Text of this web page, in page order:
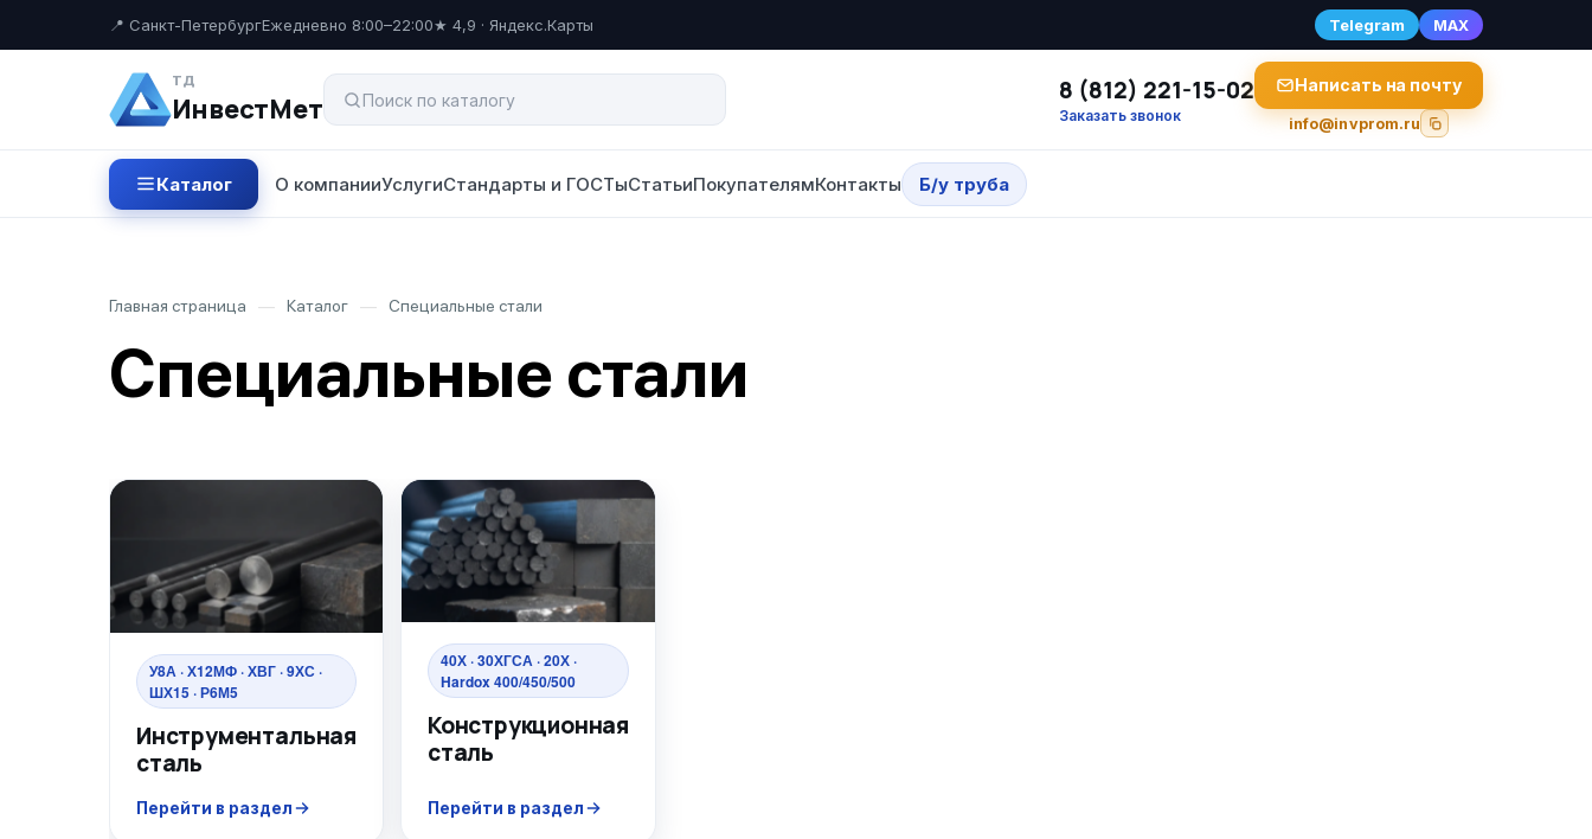
📍 Санкт-ПетербургЕжедневно 8:00–22:00★ 4,9 · Яндекс.Карты Telegram MAX
ТД
ИнвестМет
8 (812) 221-15-02
Заказать звонок
Написать на почту
info@invprom.ru
Каталог О компанииУслугиСтандарты и ГОСТыСтатьиПокупателямКонтакты Б/у труба
Главная страница — Каталог — Специальные стали
Специальные стали
Направления каталога
У8А · Х12МФ · ХВГ · 9ХС ·
ШХ15 · Р6М5
Инструментальная
сталь
Перейти в раздел
40Х · 30ХГСА · 20Х ·
Hardox 400/450/500
Конструкционная
сталь
Перейти в раздел